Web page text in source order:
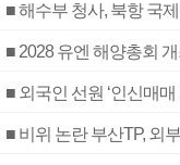
■ 해수부 청사, 북항 국
■ 2028 유엔 해양총회
■ 외국인 선원 ‘인신매
■ 비위 논란 부산TP, 외